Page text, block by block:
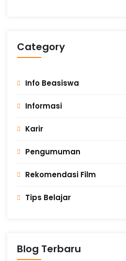
Category
Info Beasiswa
Informasi
Karir
Pengumuman
Rekomendasi Film
Tips Belajar
Blog Terbaru